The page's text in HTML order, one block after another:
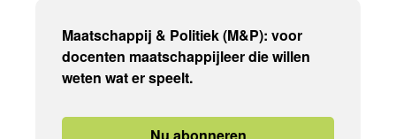
Maatschappij & Politiek (M&P): voor
docenten maatschappijleer die willen
weten wat er speelt.
Nu abonneren